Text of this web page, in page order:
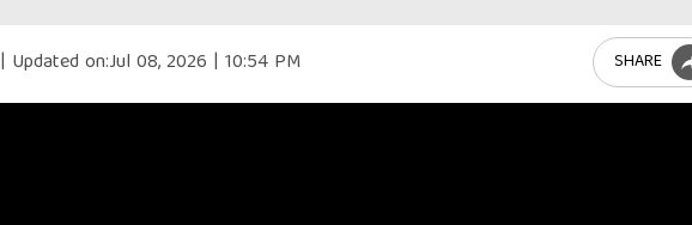
| Updated on:Jul 08, 2026 | 10:54 PM SHARE